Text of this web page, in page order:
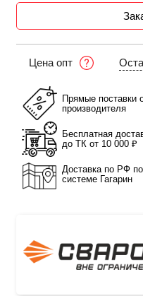
Цена опт
Прямые поставки
производителя
Бесплатная
до ТК от 10 000 ₽
Доставка по РФ по
системе Гагарин